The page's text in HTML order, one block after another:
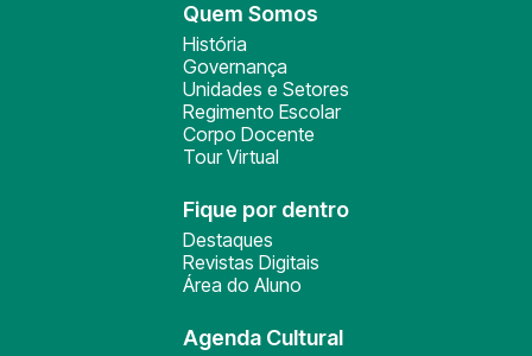
Quem Somos
História
Governança
Unidades e Setores
Regimento Escolar
Corpo Docente
Tour Virtual
Fique por dentro
Destaques
Revistas Digitais
Área do Aluno
Agenda Cultural